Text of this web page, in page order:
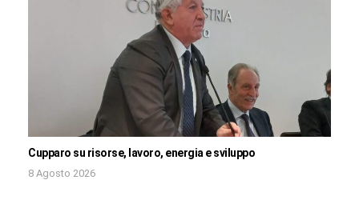
Cupparo su risorse, lavoro, energia e sviluppo
8 Agosto 2026